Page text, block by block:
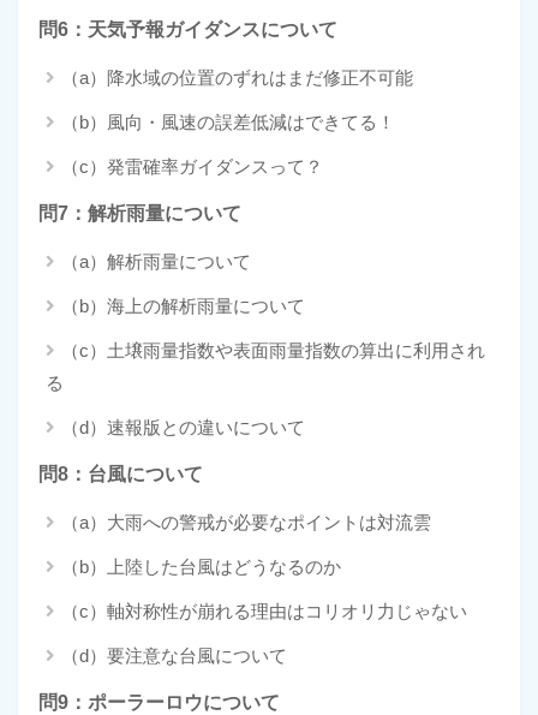
問6：天気予報ガイダンスについて
（a）降水域の位置のずれはまだ修正不可能
（b）風向・風速の誤差低減はできてる！
（c）発雷確率ガイダンスって？
問7：解析雨量について
（a）解析雨量について
（b）海上の解析雨量について
（c）土壌雨量指数や表面雨量指数の算出に利用され
る
（d）速報版との違いについて
問8：台風について
（a）大雨への警戒が必要なポイントは対流雲
（b）上陸した台風はどうなるのか
（c）軸対称性が崩れる理由はコリオリ力じゃない
（d）要注意な台風について
問9：ポーラーロウについて